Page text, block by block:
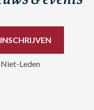
Leden